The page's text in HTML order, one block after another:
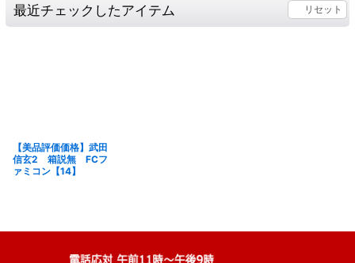
最近チェックしたアイテム リセット
【美品評価価格】武田
信玄2 箱説無 FCフ
ァミコン【14】